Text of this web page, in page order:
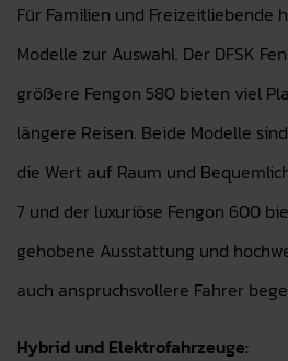
Für Familien und Freizeitliebende
Modelle zur Auswahl. Der DFSK
größere Fengon 580 bieten viel
längere Reisen. Beide Modelle
die Wert auf Raum und
7 und der luxuriöse Fengon 600
gehobene Ausstattung und
auch anspruchsvollere Fahrer
Hybrid und Elektrofahrzeuge: